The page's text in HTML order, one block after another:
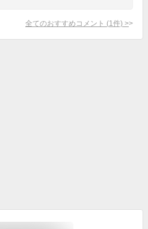
全てのおすすめコメント (1 件) >